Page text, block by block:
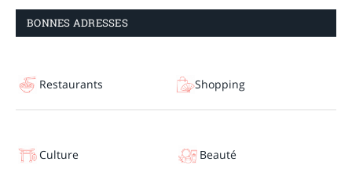
BONNES ADRESSES
Restaurants Shopping
Culture Beauté